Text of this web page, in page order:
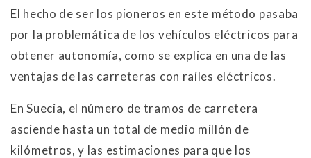
El hecho de ser los pioneros en este método pasaba
por la problemática de los vehículos eléctricos para
obtener autonomía, como se explica en una de las
ventajas de las carreteras con raíles eléctricos.
En Suecia, el número de tramos de carretera
asciende hasta un total de medio millón de
kilómetros, y las estimaciones para que los